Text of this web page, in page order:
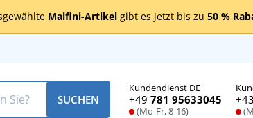
Malfini-Artikel gibt es jetzt bis zu 50 %
Kundendienst DE
+49 781 95633045
(Mo-Fr, 8-16)
+43
SUCHEN